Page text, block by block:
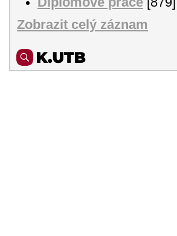
Zobrazit celý záznam